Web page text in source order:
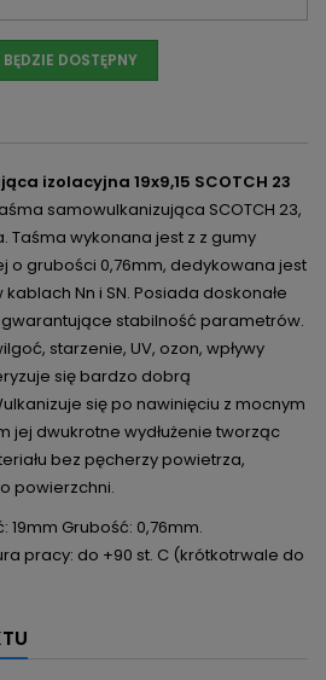
DOSTĘPNY
izolacyjna 19x9,15 SCOTCH 23
samowulkanizująca SCOTCH 23,
Taśma wykonana jest z z gumy
grubości 0,76mm, dedykowana jest
Nn i SN. Posiada doskonałe
stabilność parametrów.
starzenie, UV, ozon, wpływy
się bardzo dobrą
się po nawinięciu z mocnym
jej dwukrotne wydłużenie tworząc
bez pęcherzy powietrza,
powierzchni.
19mm Grubość: 0,76mm.
pracy: do +90 st. C (krótkotrwale do